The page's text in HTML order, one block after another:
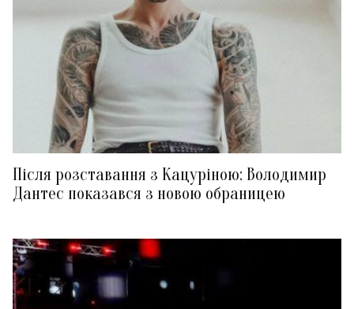
Після розставання з Кацуріною: Володимир
Дантес показався з новою обраницею